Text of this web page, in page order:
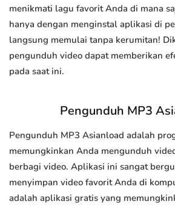
menikmati lagu favorit Anda di mana
hanya dengan menginstal aplikasi di
langsung memulai tanpa kerumitan!
pengunduh video dapat memberikan
pada saat ini.
Pengunduh MP3
Pengunduh MP3 Asianload adalah
memungkinkan Anda mengunduh
berbagi video. Aplikasi ini sangat
menyimpan video favorit Anda di
adalah aplikasi gratis yang